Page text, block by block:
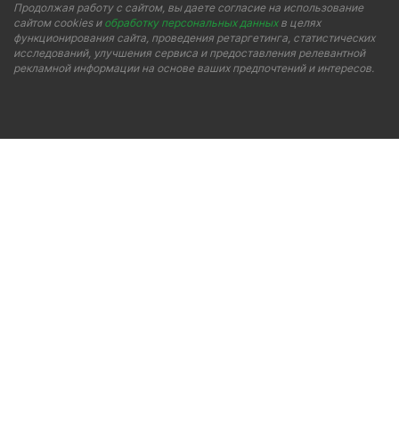
Продолжая работу с сайтом, вы даете согласие на использование
сайтом cookies и обработку персональных данныхв целях
функционирования сайта, проведения ретаргетинга, статистических
исследований, улучшения сервиса и предоставления релевантной
рекламной информации на основе ваших предпочтений и интересов.